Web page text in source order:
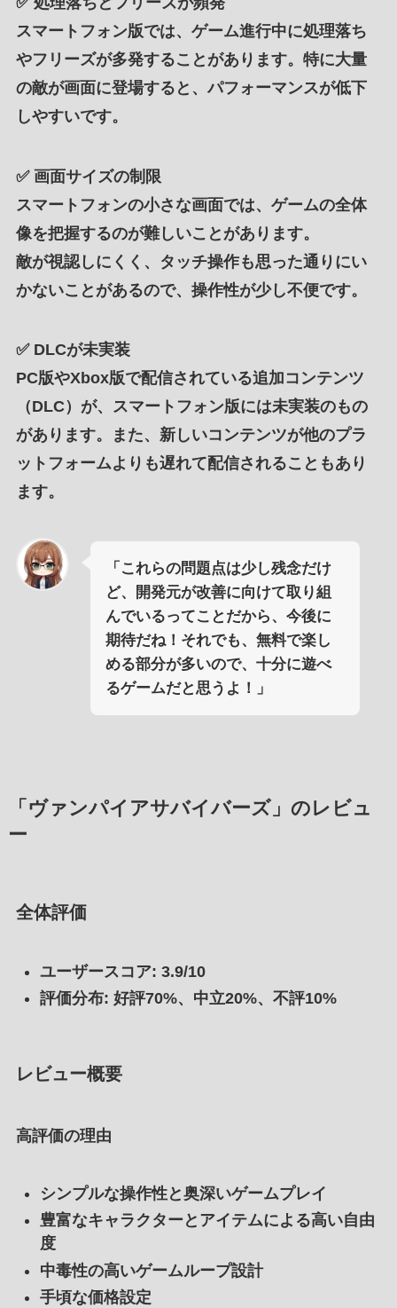
スマートフォン版では、ゲーム進行中に処理落ち
やフリーズが多発することがあります。特に大量
の敵が画面に登場すると、パフォーマンスが低下
しやすいです。
✅ 画面サイズの制限
スマートフォンの小さな画面では、ゲームの全体
像を把握するのが難しいことがあります。
敵が視認しにくく、タッチ操作も思った通りにい
かないことがあるので、操作性が少し不便です。
✅ DLCが未実装
PC版やXbox版で配信されている追加コンテンツ
（DLC）が、スマートフォン版には未実装のもの
があります。また、新しいコンテンツが他のプラ
ットフォームよりも遅れて配信されることもあり
ます。
「これらの問題点は少し残念だけ
ど、開発元が改善に向けて取り組
んでいるってことだから、今後に
期待だね！それでも、無料で楽し
める部分が多いので、十分に遊べ
るゲームだと思うよ！」
「ヴァンパイアサバイバーズ」のレビュ
ー
全体評価
ユーザースコア: 3.9/10
評価分布: 好評70%、中立20%、不評10%
レビュー概要
高評価の理由
シンプルな操作性と奥深いゲームプレイ
豊富なキャラクターとアイテムによる高い自由
度
中毒性の高いゲームループ設計
手頃な価格設定